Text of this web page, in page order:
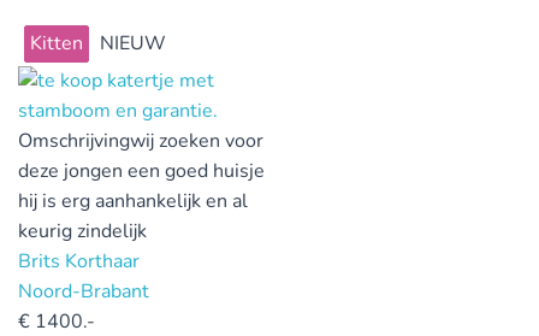
Kitten NIEUW
Omschrijvingwij zoeken voor
deze jongen een goed huisje
hij is erg aanhankelijk en al
keurig zindelijk
Brits Korthaar
Noord-Brabant
€ 1400.-